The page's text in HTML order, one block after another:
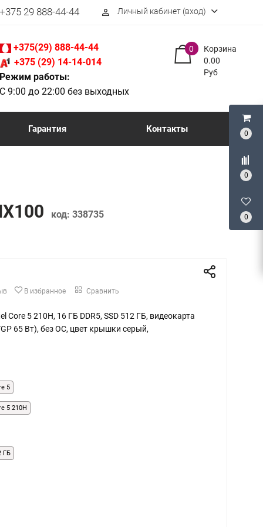
0
0
0
29 888-44-44 perm_identity Личный кабинет (вход)
+375(29) 888-44-44
+375 (29) 14-14-014
Режим работы:
С 9:00 до 22:00 без выходных
Корзина
0
0.00
Руб
Гарантия Контакты
код: 338735
В избранное Сравнить
Core 5 210H, 16 ГБ DDR5, SSD 512 ГБ, видеокарта
65 Вт), без ОС, цвет крышки серый,
5
5 210H
ГБ